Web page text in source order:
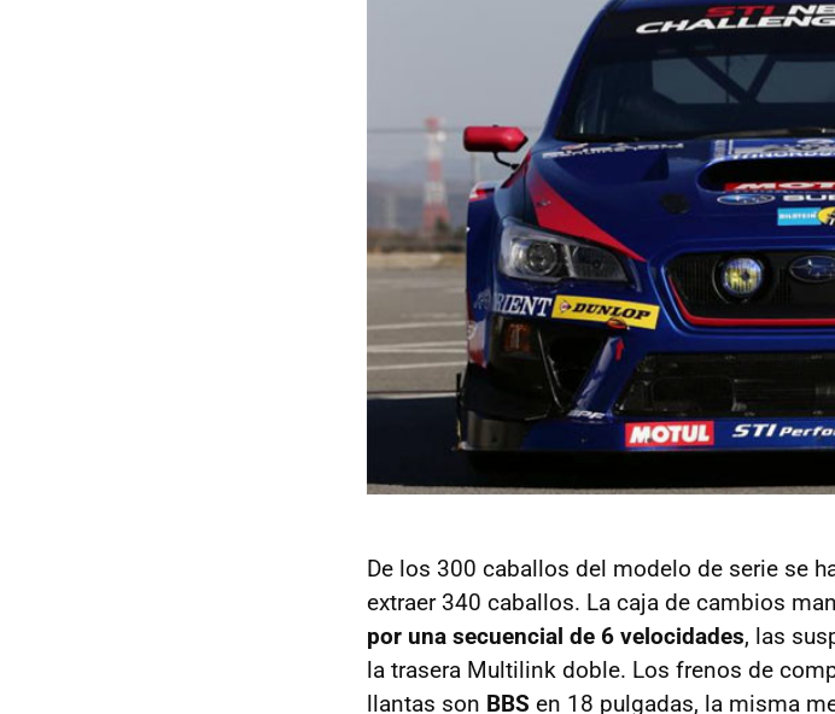
De los 300 caballos del modelo de serie se
extraer 340 caballos. La caja de cambios
por una secuencial de 6 velocidades, las
la trasera Multilink doble. Los frenos de
llantas son BBS en 18 pulgadas, la misma